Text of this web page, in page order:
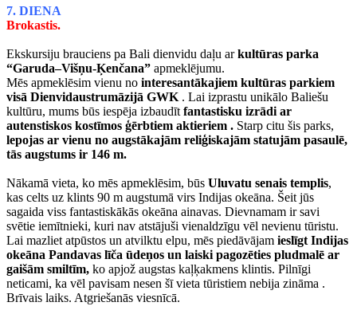
7. DIENA
Brokastis.
Ekskursiju brauciens pa Bali dienvidu daļu arkultūras parka
“Garuda–Višņu-Ķenčana” apmeklējumu.
Mēs apmeklēsim vienu no interesantākajiem kultūras parkiem
visā Dienvidaustrumāzijā GWK. Lai izprastu unikālo Baliešu
kultūru, mums būs iespēja izbaudītfantastisku izrādi ar
autenstiskos kostīmos ģērbtiem aktieriem . Starp citu šis parks,
lepojas ar vienu no augstākajām reliģiskajām statujām pasaulē,
tās augstums ir 146 m.
Nākamā vieta, ko mēs apmeklēsim, būs Uluvatu senais templis,
kas celts uz klints 90 m augstumā virs Indijas okeāna. Šeit jūs
sagaida viss fantastiskākās okeāna ainavas. Dievnamam ir savi
svētie iemītnieki, kuri nav atstājuši vienaldzīgu vēl nevienu tūristu.
Lai mazliet atpūstos un atvilktu elpu, mēs piedāvājam ieslīgt Indijas
okeāna Pandavas līča ūdeņos un laiski pagozēties pludmalē ar
gaišām smiltīm, ko apjož augstas kaļķakmens klintis. Pilnīgi
neticami, ka vēl pavisam nesen šī vieta tūristiem nebija zināma .
Brīvais laiks. Atgriešanās viesnīcā.